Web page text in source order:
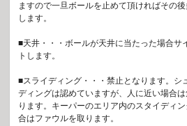
ますので一旦ボールを止めて頂ければその
します。
■天井・・・ボールが天井に当たった場合サ
トします。
■スライディング・・・禁止となります。シ
ディングは認めていますが、人に近い場合
ります。キーパーのエリア内のスタイディ
合はファウルを取ります。